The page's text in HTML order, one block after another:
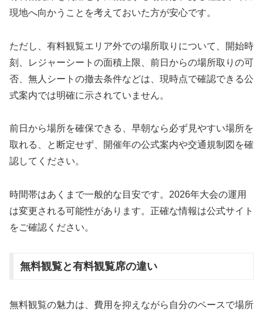
現地へ向かうことを考えておいた方が安心です。
ただし、有料観覧エリア外での場所取りについて、開始時
刻、レジャーシートの面積上限、前日からの場所取りの可
否、無人シートの撤去条件などは、現時点で確認できる公
式案内では明確に示されていません。
前日から場所を確保できる、早朝なら必ず見やすい場所を
取れる、と断定せず、開催年の公式案内や交通規制図を確
認してください。
時間帯はあくまで一般的な目安です。2026年大会の運用
は変更される可能性があります。正確な情報は公式サイト
をご確認ください。
無料観覧と有料観覧席の違い
無料観覧の魅力は、費用を抑えながら自分のペースで場所